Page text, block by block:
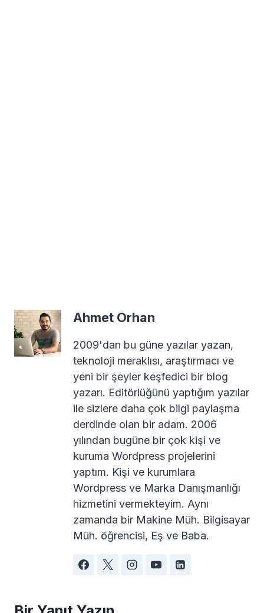
Ahmet Orhan
2009'dan bu güne yazılar yazan,
teknoloji meraklısı, araştırmacı ve
yeni bir şeyler keşfedici bir blog
yazarı. Editörlüğünü yaptığım yazılar
ile sizlere daha çok bilgi paylaşma
derdinde olan bir adam. 2006
yılından bugüne bir çok kişi ve
kuruma Wordpress projelerini
yaptım. Kişi ve kurumlara
Wordpress ve Marka Danışmanlığı
hizmetini vermekteyim. Aynı
zamanda bir Makine Müh. Bilgisayar
Müh. öğrencisi, Eş ve Baba.